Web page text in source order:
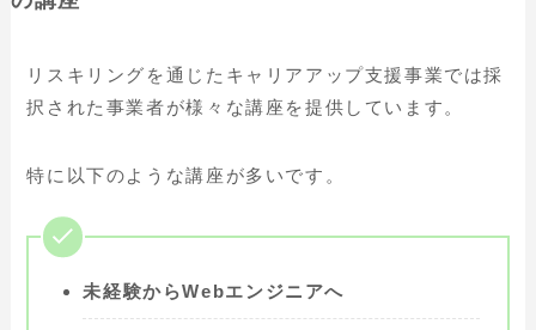
リスキリングを通じたキャリアアップ支援事業では採
択された事業者が様々な講座を提供しています。
特に以下のような講座が多いです。
未経験からWebエンジニアへ